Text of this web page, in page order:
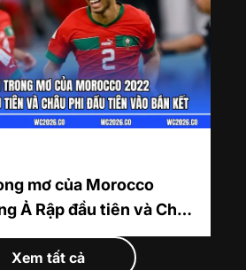
mơ của Morocco
Ả Rập đầu tiên và Châu
bán kết
Xem tất cả